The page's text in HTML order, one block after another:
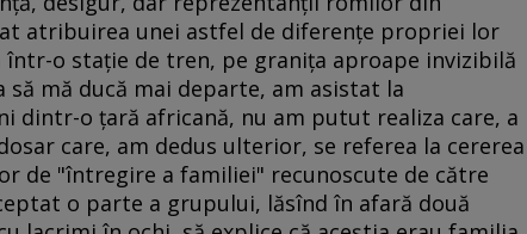
atribuirea unei astfel de diferenţe propriei lor
într-o staţie de tren, pe graniţa aproape invizibilă
mă ducă mai departe, am asistat la
dintr-o ţară africană, nu am putut realiza care, a
care, am dedus ulterior, se referea la cererea
de "întregire a familiei" recunoscute de către
o parte a grupului, lăsînd în afară două